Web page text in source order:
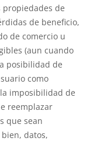
de
de beneficio,
de comercio u
(aun cuando
posibilidad de
como
imposibilidad de
reemplazar
que sean
datos,